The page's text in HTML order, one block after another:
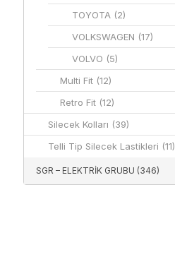
TOYOTA (2)
VOLKSWAGEN (17)
VOLVO (5)
Multi Fit (12)
Retro Fit (12)
Silecek Kolları (39)
Telli Tip Silecek Lastikleri (11)
SGR – ELEKTRIK GRUBU (346)